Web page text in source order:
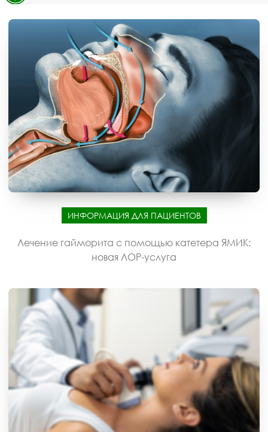
ИНФОРМАЦИЯ ДЛЯ ПАЦИЕНТОВ
Лечение гайморита с помощью катетера ЯМИК:
новая ЛОР-услуга